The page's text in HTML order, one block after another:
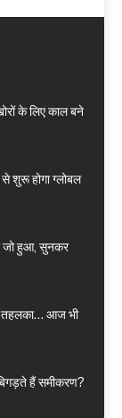
के लिए काल बने
से शुरू होगा ग्लोबल
जो हुआ, सुनकर
तहलका… आज भी
हैं समीकरण?